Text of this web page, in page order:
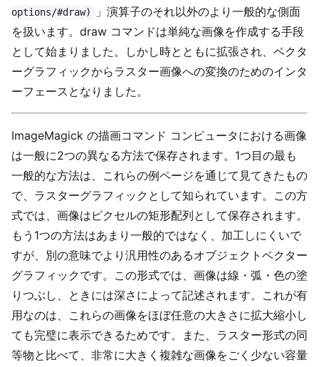
options/#draw)
」演算子のそれ以外のより一般的な側面
を扱います。draw コマンドは単純な画像を作成する手段
として始まりました。しかし時とともに拡張され、ベクタ
ーグラフィックからラスター画像への変換のためのインタ
ーフェースとなりました。
ImageMagick の描画コマンド コンピュータにおける画像
は一般に2つの異なる方法で保存されます。1つ目の最も
一般的な方法は、これらの例ページを通じて見てきたもの
で、ラスターグラフィックとして知られています。この方
式では、画像はピクセルの矩形配列として保存されます。
もう1つの方法はあまり一般的ではなく、加工しにくいで
すが、別の意味でより汎用性のあるオブジェクトベクター
グラフィックです。この形式では、画像は線・弧・色の塗
りつぶし、ときには深さによって記述されます。これが有
用なのは、これらの画像をほぼ任意の大きさに拡大縮小し
ても完璧に表示できるためです。また、ラスター形式の同
等物と比べて、非常に大きく複雑な画像をごく少ない容量